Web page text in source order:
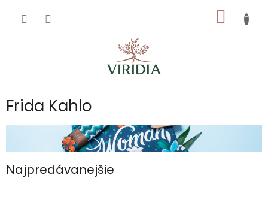
KOŠÍK
Frida Kahlo
Najpredávanejšie